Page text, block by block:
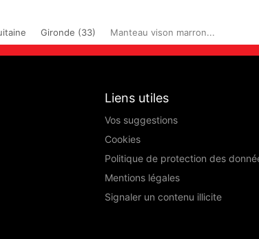
Gironde (33) Manteau vison marron...
Liens utiles
Vos suggestions
Cookies
Politique de protection des
Mentions légales
Signaler un contenu illicite